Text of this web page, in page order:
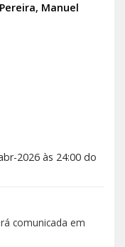
, Manuel
2026 às 24:00 do
comunicada em